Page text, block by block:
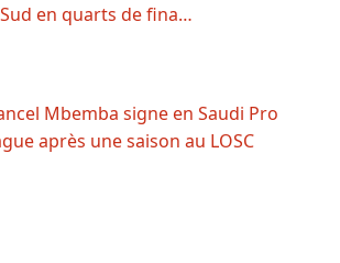
en quarts de fina…
Mbemba signe en Saudi Pro
après une saison au LOSC